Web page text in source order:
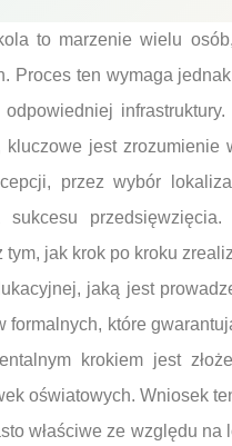
to marzenie wielu
Proces ten wymaga
jest zrozumienie
przez wybór
jak krok po kroku
jaką jest
formalnych, które
krokiem jest
oświatowych. Wniosek
właściwe ze względu